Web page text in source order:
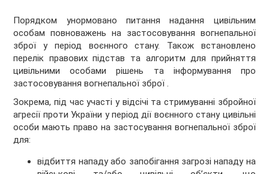
Порядком унормовано питання надання цивільним
особам повноважень на застосовування вогнепальної
зброї у період воєнного стану. Також встановлено
перелік правових підстав та алгоритм для прийняття
цивільними особами рішень та інформування про
застосовування вогнепальної зброї .
Зокрема, під час участі у відсічі та стримуванні збройної
агресії проти України у період дії воєнного стану цивільні
особи мають право на застосування вогнепальної зброї
для:
відбиття нападу або запобігання загрозі нападу на